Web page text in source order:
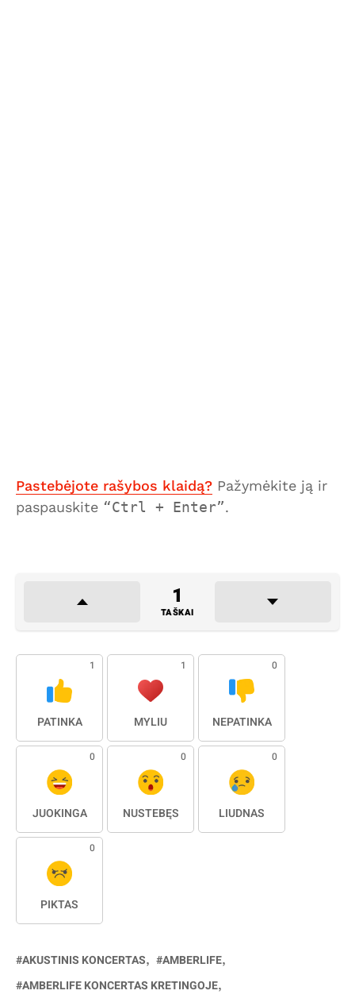
Pastebėjote rašybos klaidą? Pažymėkite ją ir
paspauskite
Ctrl + Enter .
1
TAŠKAI
1
PATINKA
1
MYLIU
0
NEPATINKA
0
JUOKINGA
0
NUSTEBĘS
0
LIŪDNAS
0
PIKTAS
AKUSTINIS KONCERTAS
AMBERLIFE
AMBERLIFE KONCERTAS KRETINGOJE